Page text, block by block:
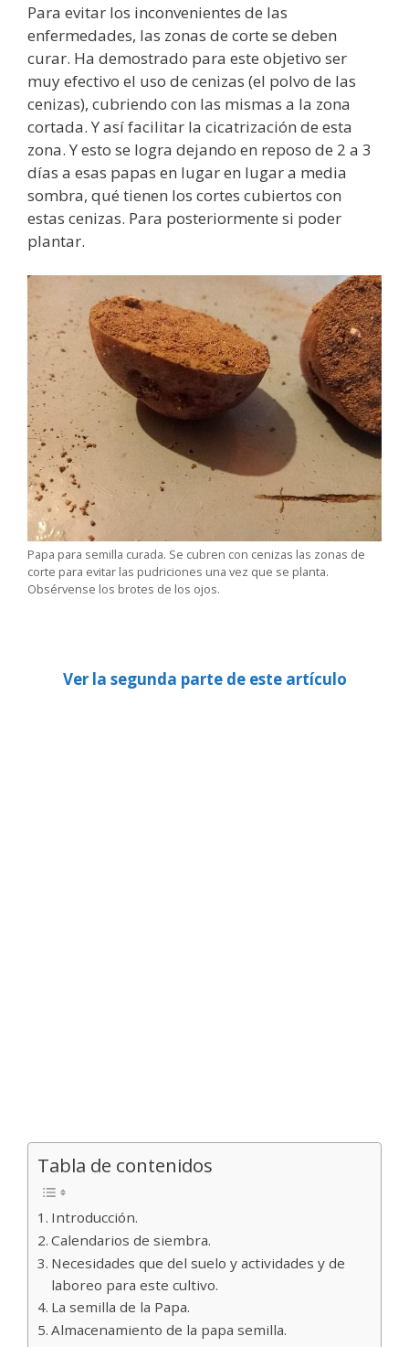
Para evitar los inconvenientes de las
enfermedades, las zonas de corte se deben
curar. Ha demostrado para este objetivo ser
muy efectivo el uso de cenizas (el polvo de las
cenizas), cubriendo con las mismas a la zona
cortada. Y así facilitar la cicatrización de esta
zona. Y esto se logra dejando en reposo de 2 a 3
días a esas papas en lugar en lugar a media
sombra, qué tienen los cortes cubiertos con
estas cenizas. Para posteriormente si poder
plantar.
Papa para semilla curada. Se cubren con cenizas las zonas de
corte para evitar las pudriciones una vez que se planta.
Obsérvense los brotes de los ojos.
Ver la segunda parte de este artículo
Tabla de contenidos
Introducción.
Calendarios de siembra.
Necesidades que del suelo y actividades y de
laboreo para este cultivo.
La semilla de la Papa.
Almacenamiento de la papa semilla.